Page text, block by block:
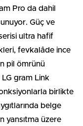
Pro da dahil
Güç ve
ultra hafif
fevkalâde ince
pil ömrünü
gram Link
birlikte
belge
yansıtma üzere